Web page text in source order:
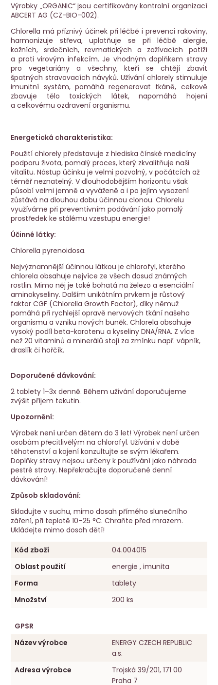
Výrobky „ORGANIC“ jsou certifikovány kontrolní organizací
ABCERT AG (CZ-BIO-002).
Chlorella má příznivý účinek při léčbě i prevenci rakoviny,
harmonizuje střeva, uplatňuje se při léčbě alergie,
kožních, srdečních, revmatických a zažívacích potíží
a proti virovým infekcím. Je vhodným doplňkem stravy
pro vegetariány a všechny, kteří se chtějí zbavit
špatných stravovacích návyků. Užívání chlorely stimuluje
imunitní systém, pomáhá regenerovat tkáně, celkově
zbavuje tělo toxických látek, napomáhá hojení
a celkovému ozdravení organismu.
Energetická charakteristika:
Použití chlorely představuje z hlediska čínské medicíny
podporu života, pomalý proces, který zkvalitňuje naši
vitalitu. Nástup účinku je velmi pozvolný, v počátcích až
téměř neznatelný. V dlouhodobějším horizontu však
působí velmi jemně a vyváženě a i po jejím vysazení
zůstává na dlouhou dobu účinnou clonou. Chlorelu
využíváme při preventivním podávání jako pomalý
prostředek ke stálému vzestupu energie!
Účinné látky:
Chlorella pyrenoidosa.
Nejvýznamnější účinnou látkou je chlorofyl, kterého
chlorela obsahuje nejvíce ze všech dosud známých
rostlin. Mimo něj je také bohatá na železo a esenciální
aminokyseliny. Dalším unikátním prvkem je růstový
faktor CGF (Chlorella Growth Factor), díky němuž
pomáhá při rychlejší opravě nervových tkání našeho
organismu a vzniku nových buněk. Chlorela obsahuje
vysoký podíl beta-karotenu a kyseliny DNA/RNA. Z více
než 20 vitaminů a minerálů stojí za zmínku např. vápník,
draslík či hořčík.
Doporučené dávkování:
2 tablety 1–3x denně. Během užívání doporučujeme
zvýšit příjem tekutin.
Upozornění:
Výrobek není určen dětem do 3 let! Výrobek není určen
osobám přecitlivělým na chlorofyl. Užívání v době
těhotenství a kojení konzultujte se svým lékařem.
Doplňky stravy nejsou určeny k používání jako náhrada
pestré stravy. Nepřekračujte doporučené denní
dávkování!
Způsob skladování:
Skladujte v suchu, mimo dosah přímého slunečního
záření, při teplotě 10–25 °C. Chraňte před mrazem.
Ukládejte mimo dosah dětí!
Kód zboží
04.004015
Oblast použití
energie , imunita
Forma
tablety
Množství
200 ks
GPSR
Název výrobce
ENERGY CZECH REPUBLIC
a.s.
Adresa výrobce
Trojská 39/201, 171 00
Praha 7